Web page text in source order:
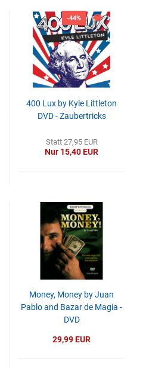
-44%
400 Lux by Kyle Littleton
DVD - Zaubertricks
Statt 27,95 EUR
Nur 15,40 EUR
Money, Money by Juan
Pablo and Bazar de Magia -
DVD
29,99 EUR